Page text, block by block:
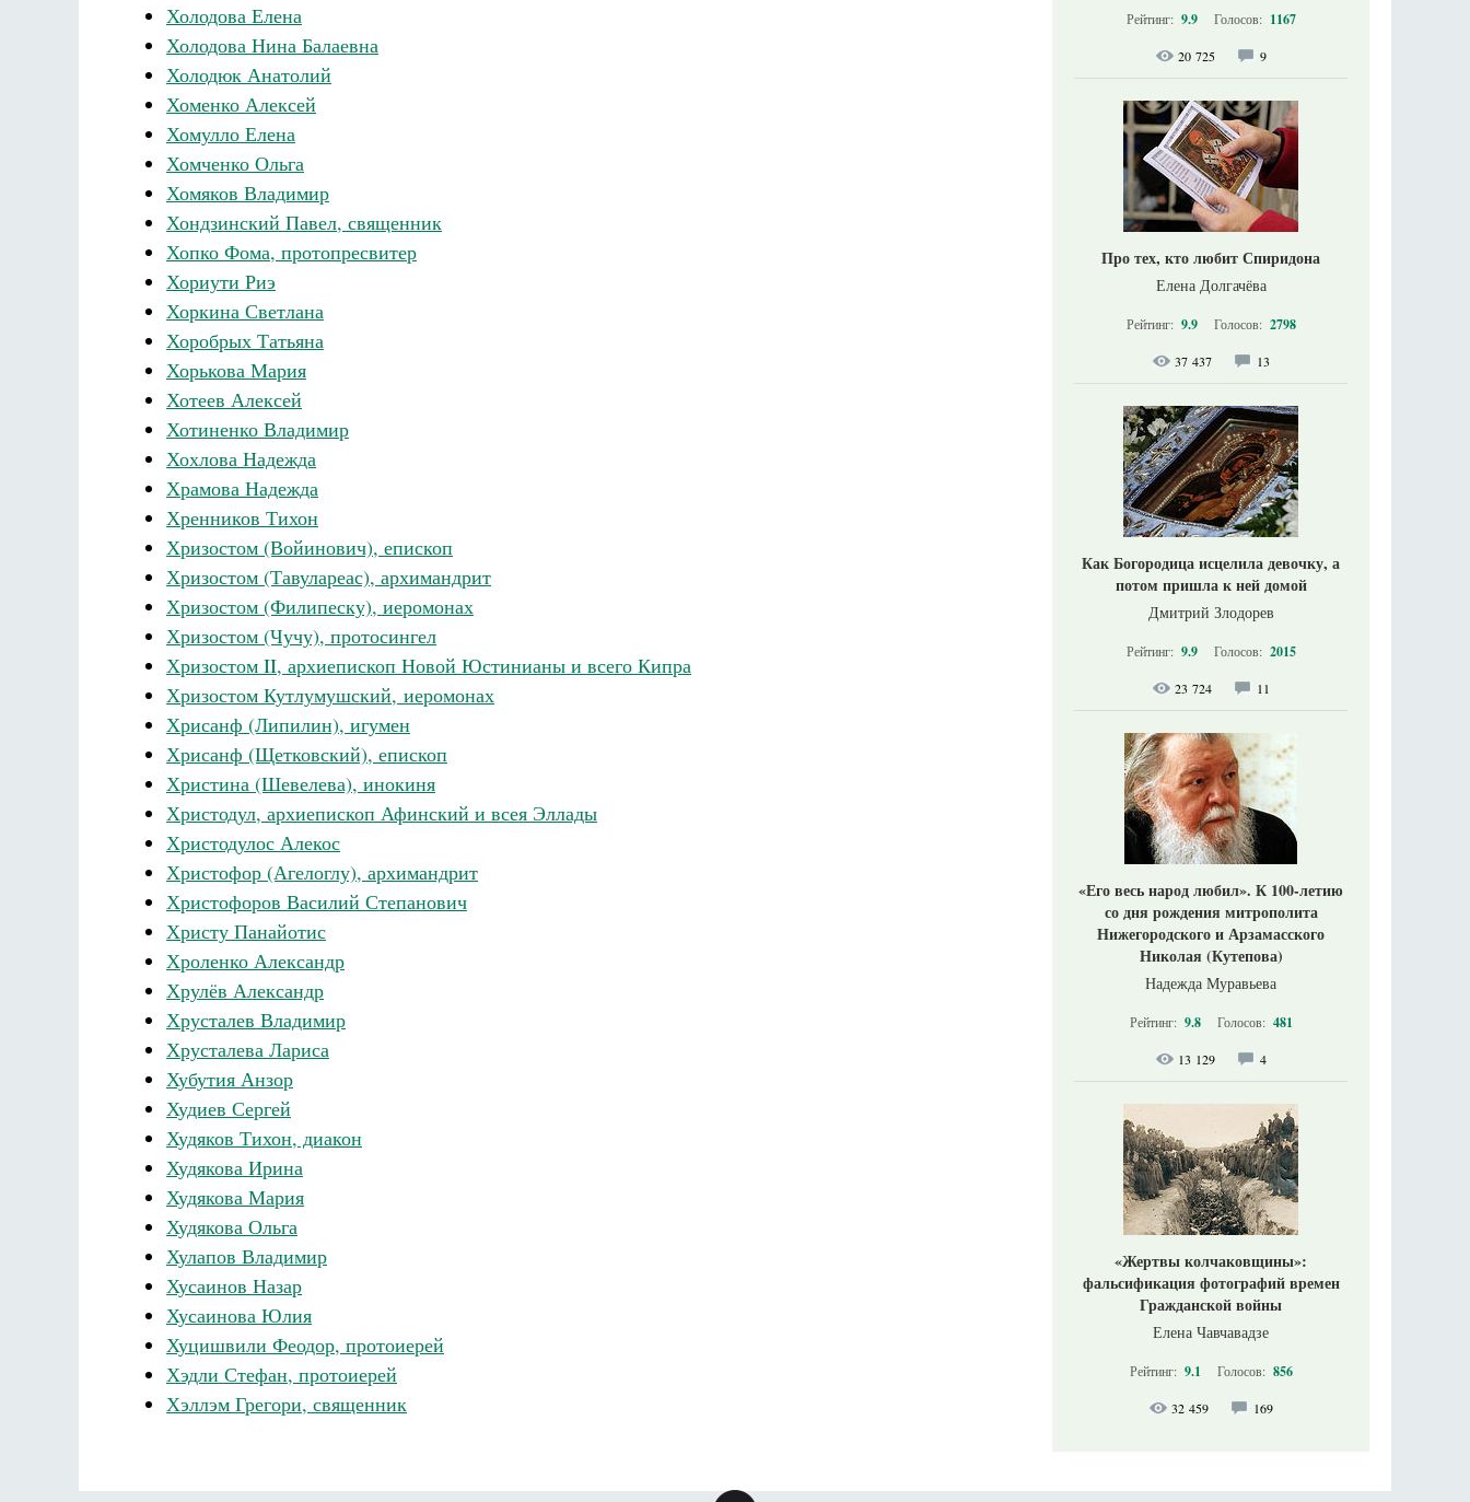
Холодова Елена
Холодова Нина Балаевна
Холодюк Анатолий
Хоменко Алексей
Хомулло Елена
Хомченко Ольга
Хомяков Владимир
Хондзинский Павел, священник
Хопко Фома, протопресвитер
Хориути Риэ
Хоркина Светлана
Хоробрых Татьяна
Хорькова Мария
Хотеев Алексей
Хотиненко Владимир
Хохлова Надежда
Храмова Надежда
Хренников Тихон
Хризостом (Войинович), епископ
Хризостом (Тавулареас), архимандрит
Хризостом (Филипеску), иеромонах
Хризостом (Чучу), протосингел
Хризостом II, архиепископ Новой Юстинианы и всего Кипра
Хризостом Кутлумушский, иеромонах
Хрисанф (Липилин), игумен
Хрисанф (Щетковский), епископ
Христина (Шевелева), инокиня
Христодул, архиепископ Афинский и всея Эллады
Христодулос Алекос
Христофор (Агелоглу), архимандрит
Христофоров Василий Степанович
Христу Панайотис
Хроленко Александр
Хрулёв Александр
Хрусталев Владимир
Хрусталева Лариса
Хубутия Анзор
Худиев Сергей
Худяков Тихон, диакон
Худякова Ирина
Худякова Мария
Худякова Ольга
Хулапов Владимир
Хусаинов Назар
Хусаинова Юлия
Хуцишвили Феодор, протоиерей
Хэдли Стефан, протоиерей
Хэллэм Грегори, священник
Рейтинг: 9.9 Голосов: 1167
20 725 9
Про тех, кто любит Спиридона
Елена Долгачёва
Рейтинг: 9.9 Голосов: 2798
37 437 13
Как Богородица исцелила девочку, а
потом пришла к ней домой
Дмитрий Злодорев
Рейтинг: 9.9 Голосов: 2015
23 724 11
«Его весь народ любил». К 100-летию
со дня рождения митрополита
Нижегородского и Арзамасского
Николая (Кутепова)
Надежда Муравьева
Рейтинг: 9.8 Голосов: 481
13 129 4
«Жертвы колчаковщины»:
фальсификация фотографий времен
Гражданской войны
Елена Чавчавадзе
Рейтинг: 9.1 Голосов: 856
32 459 169